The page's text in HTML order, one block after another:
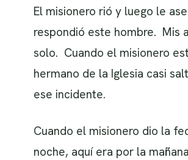
El misionero rió y luego le
respondió este hombre. Mis
solo. Cuando el misionero
hermano de la Iglesia casi
ese incidente.
Cuando el misionero dio la
noche, aquí era por la